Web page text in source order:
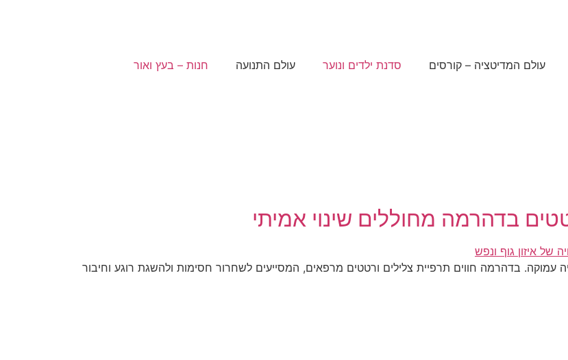
עולם המדיטציה – קורסים סדנת ילדים ונוער עולם התנועה חנות – בעץ ואור
בדהרמה מחוללים שינוי אמיתי
עמוקה. בדהרמה חווים תרפיית צלילים ורטטים מרפאים, המסייעים לשחרור חסימות ולהשגת רוגע וחיבור